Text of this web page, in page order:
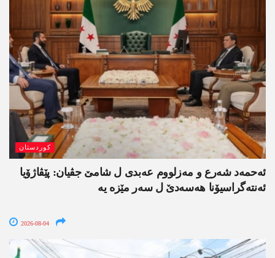
کوردستان
ئەحمەد شەرع و مەزلووم عەبدی ل شامێ جڤیان: پێڤاژۆیا
ئەنتەگراسیۆنا ھەسەدێ ل سەر مێزە یە
2026-08-04